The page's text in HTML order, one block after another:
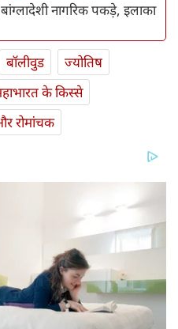
नागरिक पकड़े, इलाका
बॉलीवुड
ज्योतिष
के किस्से
रोमांचक